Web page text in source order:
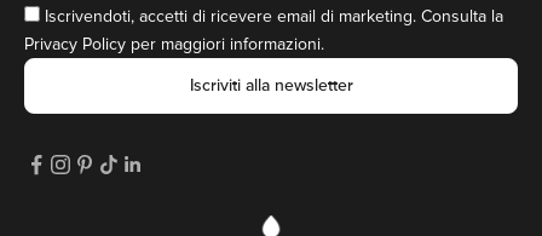
Iscrivendoti, accetti di ricevere email di marketing. Consulta la
Privacy Policy per maggiori informazioni.
Iscriviti alla newsletter